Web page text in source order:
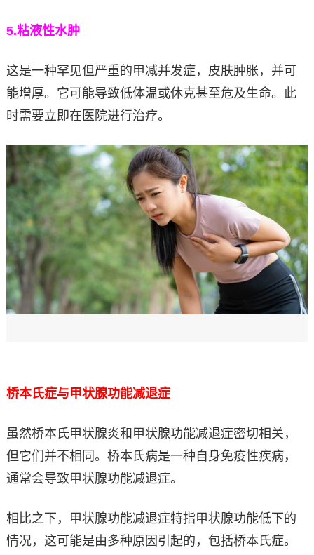
5.粘液性水肿
这是一种罕见但严重的甲减并发症，皮肤肿胀，并可
能增厚。它可能导致低体温或休克甚至危及生命。此
时需要立即在医院进行治疗。
桥本氏症与甲状腺功能减退症
虽然桥本氏甲状腺炎和甲状腺功能减退症密切相关，
但它们并不相同。桥本氏病是一种自身免疫性疾病，
通常会导致甲状腺功能减退症。
相比之下，甲状腺功能减退症特指甲状腺功能低下的
情况，这可能是由多种原因引起的，包括桥本氏症。